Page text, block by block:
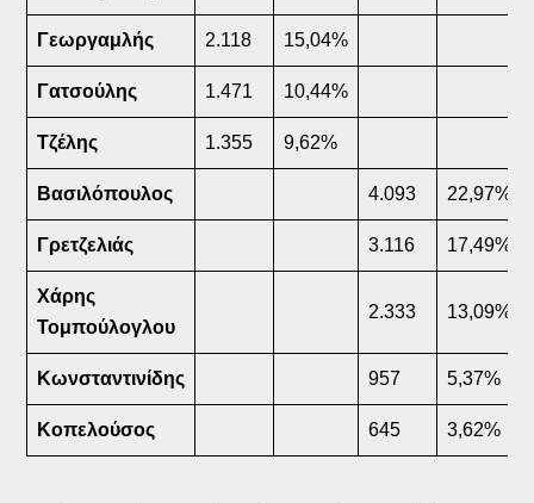
Γεωργαμλής 2.118 15,04%
Γατσούλης 1.471 10,44%
Τζέλης 1.355 9,62%
Βασιλόπουλος 4.093 22,97%
Γρετζελιάς 3.116 17,49%
Χάρης
Τομπούλογλου
2.333 13,09%
Κωνσταντινίδης 957 5,37%
Κοπελούσος 645 3,62%